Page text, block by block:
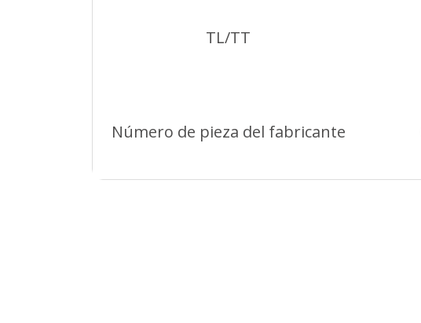
TL/TT
Número de pieza del fabricante